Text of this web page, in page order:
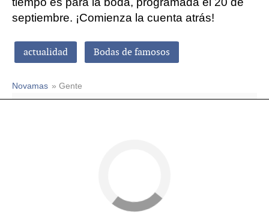
septiembre. ¡Comienza la cuenta atrás!
actualidad Bodas de famosos
Novamas » Gente